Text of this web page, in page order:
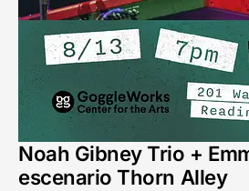
Noah Gibney Trio +
escenario Thorn Alley